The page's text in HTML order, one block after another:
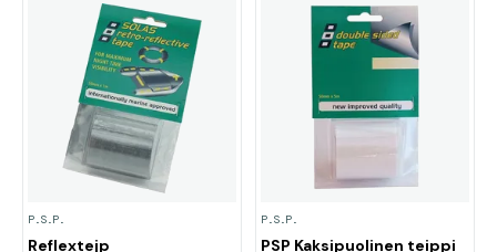
P.S.P.
Reflextejp
P.S.P.
PSP Kaksipuolinen teippi